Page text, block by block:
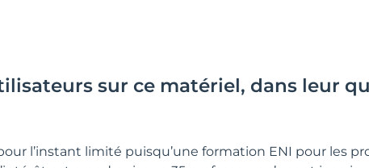
sur ce matériel, dans leur
l’instant limité puisqu’une formation ENI pour les